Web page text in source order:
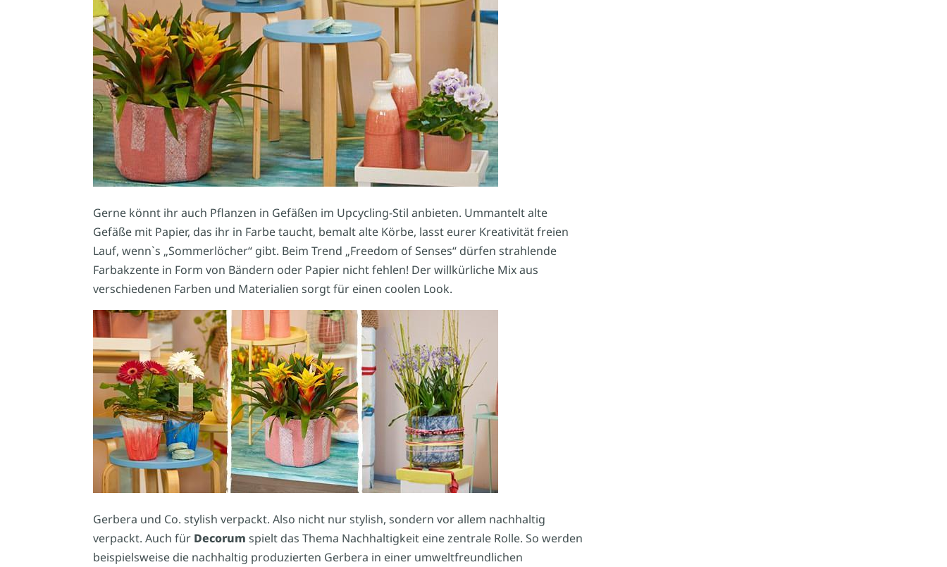
Gerne könnt ihr auch Pflanzen in Gefäßen im Upcycling-Stil anbieten. Ummantelt alte
Gefäße mit Papier, das ihr in Farbe taucht, bemalt alte Körbe, lasst eurer Kreativität freien
Lauf, wenn`s „Sommerlöcher“ gibt. Beim Trend „Freedom of Senses“ dürfen strahlende
Farbakzente in Form von Bändern oder Papier nicht fehlen! Der willkürliche Mix aus
verschiedenen Farben und Materialien sorgt für einen coolen Look.
Gerbera und Co. stylish verpackt. Also nicht nur stylish, sondern vor allem nachhaltig
verpackt. Auch für Decorum spielt das Thema Nachhaltigkeit eine zentrale Rolle. So werden
beispielsweise die nachhaltig produzierten Gerbera in einer umweltfreundlichen